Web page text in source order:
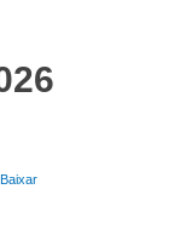
Baixar